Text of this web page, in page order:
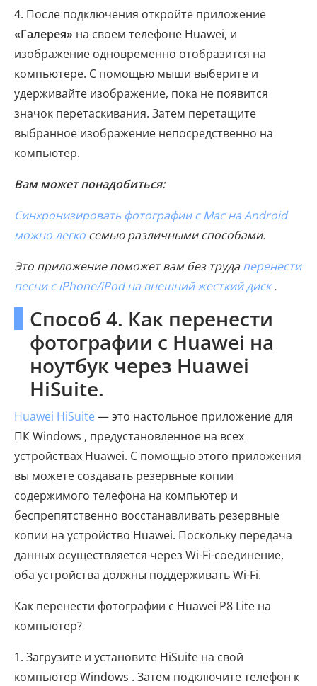
4. После подключения откройте приложение
«Галерея» на своем телефоне Huawei, и
изображение одновременно отобразится на
компьютере. С помощью мыши выберите и
удерживайте изображение, пока не появится
значок перетаскивания. Затем перетащите
выбранное изображение непосредственно на
компьютер.
Вам может понадобиться:
Синхронизировать фотографии с Mac на Android
можно легко семью различными способами.
Это приложение поможет вам без трудаперенести
песни с iPhone/iPod на внешний жесткий диск.
Способ 4. Как перенести
фотографии с Huawei на
ноутбук через Huawei
HiSuite.
Huawei HiSuite — это настольное приложение для
ПК Windows , предустановленное на всех
устройствах Huawei. С помощью этого приложения
вы можете создавать резервные копии
содержимого телефона на компьютер и
беспрепятственно восстанавливать резервные
копии на устройство Huawei. Поскольку передача
данных осуществляется через Wi-Fi-соединение,
оба устройства должны поддерживать Wi-Fi.
Как перенести фотографии с Huawei P8 Lite на
компьютер?
1. Загрузите и установите HiSuite на свой
компьютер Windows . Затем подключите телефон к